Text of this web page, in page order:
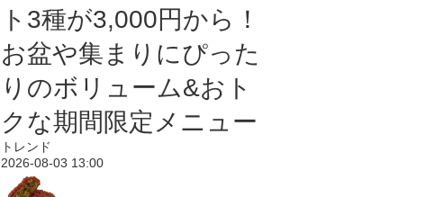
ト3種が3,000円から！
お盆や集まりにぴった
りのボリューム&おト
クな期間限定メニュー
トレンド
2026-08-03 13:00